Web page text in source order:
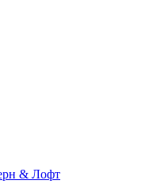
& Лофт